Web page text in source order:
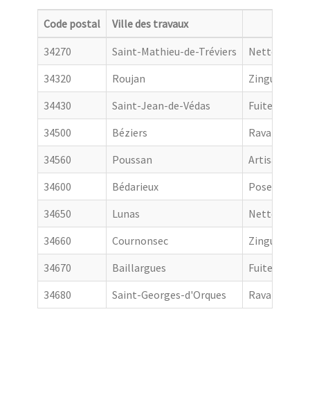
Code postal Ville des travaux
34270
Saint-Mathieu-de-Tréviers
Nettoyage
34320
Roujan
Zingueur
34430
Saint-Jean-de-Védas
Fuite toiture
34500
Béziers
Ravalement
34560
Poussan
Artisan
34600
Bédarieux
Pose de
34650
Lunas
Nettoyage
34660
Cournonsec
Zingueur
34670
Baillargues
Fuite toiture
34680
Saint-Georges-d'Orques Ravalement